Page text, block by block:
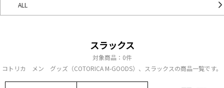
ALL
スラックス
対象商品： 0件
コトリカ メン グッズ（COTORICA M-GOODS）、スラックスの商品一覧です。